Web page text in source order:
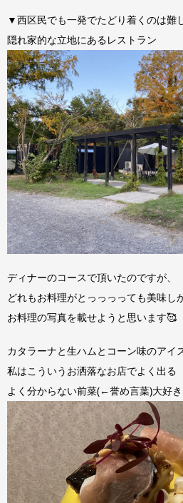
▼西区民でも一発でたどり着くのは難
隠れ家的な立地にあるレストラン
ディナーのコースで頂いたのですが、
どれもお料理がとっっっっても美味し
お料理の写真を載せようと思います🥰
カタラーナと生ハムとコーン味のアイ
私はこういうお洒落なお店でよく出る
よく分からない前菜(←誉め言葉)大好